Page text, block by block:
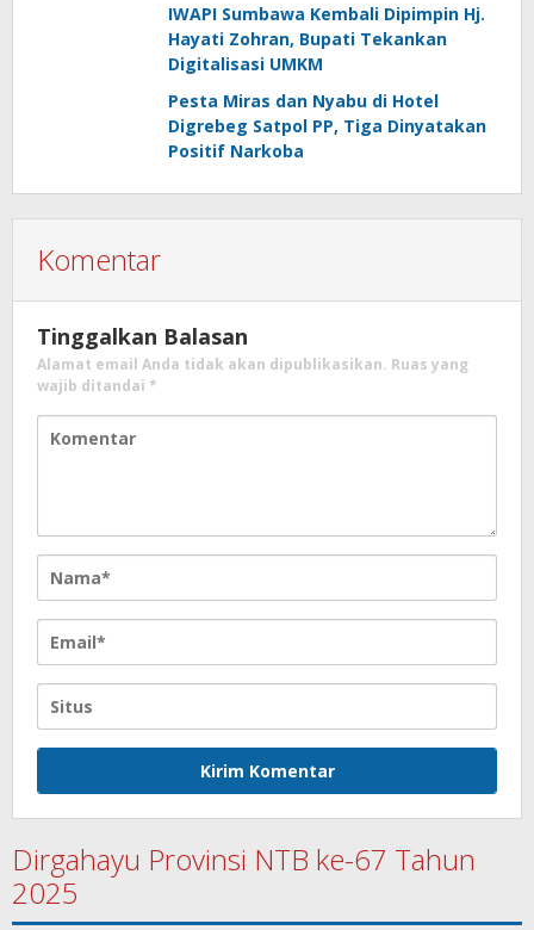
IWAPI Sumbawa Kembali Dipimpin Hj.
Hayati Zohran, Bupati Tekankan
Digitalisasi UMKM
Pesta Miras dan Nyabu di Hotel
Digrebeg Satpol PP, Tiga Dinyatakan
Positif Narkoba
Komentar
Tinggalkan Balasan
Alamat email Anda tidak akan dipublikasikan. Ruas yang
wajib ditandai *
Dirgahayu Provinsi NTB ke-67 Tahun
2025